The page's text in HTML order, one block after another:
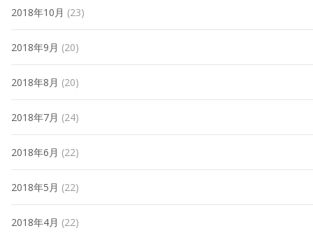
2018年10月 (23)
2018年9月 (20)
2018年8月 (20)
2018年7月 (24)
2018年6月 (22)
2018年5月 (22)
2018年4月 (22)